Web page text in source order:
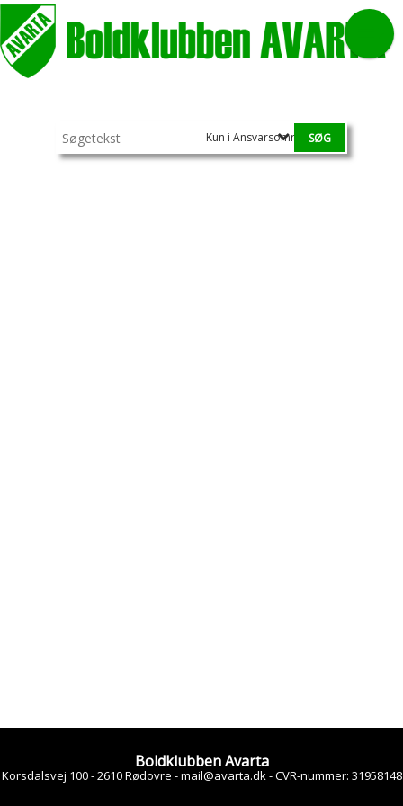
Kun i Ansvarsområder
Boldklubben Avarta
Korsdalsvej 100 - 2610 Rødovre -mail@avarta.dk-CVR-nummer: 31958148